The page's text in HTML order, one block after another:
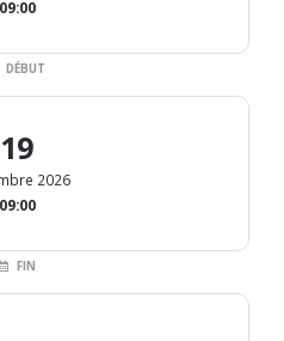
09:00
19
2026
09:00
FIN